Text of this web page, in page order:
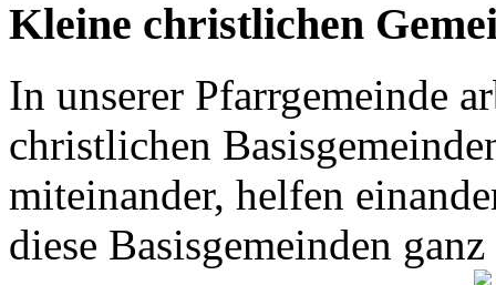
Kleine christlichen
In unserer Pfarrgemeinde
christlichen
miteinander, helfen
diese Basisgemeinden